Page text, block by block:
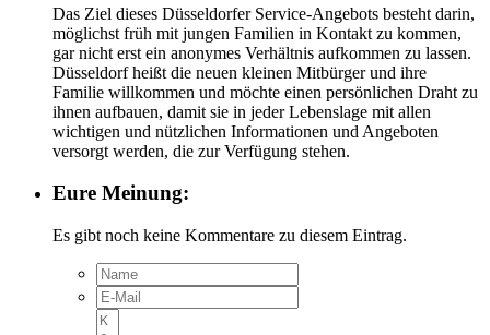
Das Ziel dieses Düsseldorfer Service-Angebots besteht darin,
möglichst früh mit jungen Familien in Kontakt zu kommen,
gar nicht erst ein anonymes Verhältnis aufkommen zu lassen.
Düsseldorf heißt die neuen kleinen Mitbürger und ihre
Familie willkommen und möchte einen persönlichen Draht zu
ihnen aufbauen, damit sie in jeder Lebenslage mit allen
wichtigen und nützlichen Informationen und Angeboten
versorgt werden, die zur Verfügung stehen.
Eure Meinung:
Es gibt noch keine Kommentare zu diesem Eintrag.